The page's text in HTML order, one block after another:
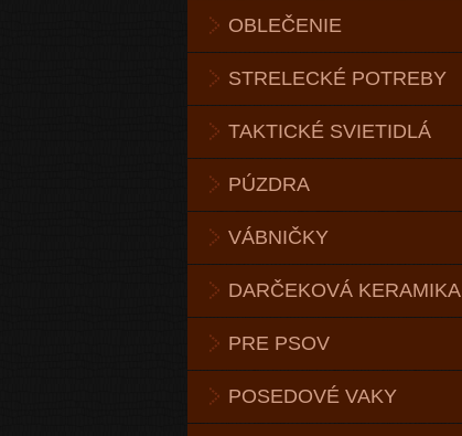
OBLEČENIE
STRELECKÉ POTREBY
TAKTICKÉ SVIETIDLÁ
PÚZDRA
VÁBNIČKY
DARČEKOVÁ KERAMIKA
PRE PSOV
POSEDOVÉ VAKY